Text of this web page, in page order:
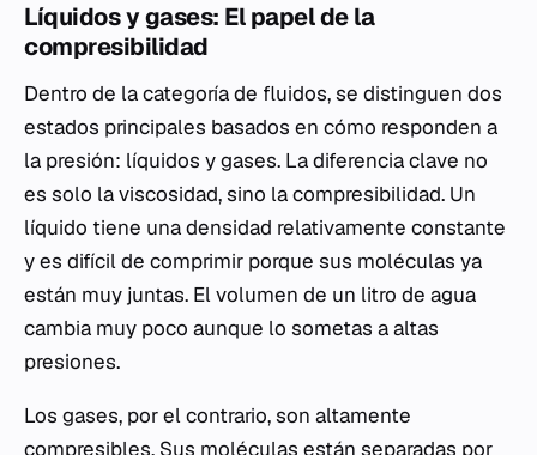
Líquidos y gases: El papel de la
compresibilidad
Dentro de la categoría de fluidos, se distinguen dos
estados principales basados en cómo responden a
la presión: líquidos y gases. La diferencia clave no
es solo la viscosidad, sino la compresibilidad. Un
líquido tiene una densidad relativamente constante
y es difícil de comprimir porque sus moléculas ya
están muy juntas. El volumen de un litro de agua
cambia muy poco aunque lo sometas a altas
presiones.
Los gases, por el contrario, son altamente
compresibles. Sus moléculas están separadas por